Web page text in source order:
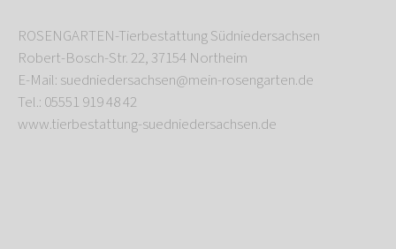
ROSENGARTEN-Tierbestattung Südniedersachsen
Robert-Bosch-Str. 22, 37154 Northeim
E-Mail: suedniedersachsen@mein-rosengarten.de
Tel.: 05551 919 48 42
www.tierbestattung-suedniedersachsen.de